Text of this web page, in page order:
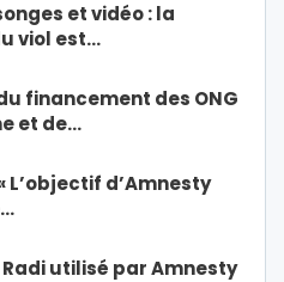
et vidéo : la
viol est…
financement des ONG
et de…
d’Amnesty
utilisé par Amnesty